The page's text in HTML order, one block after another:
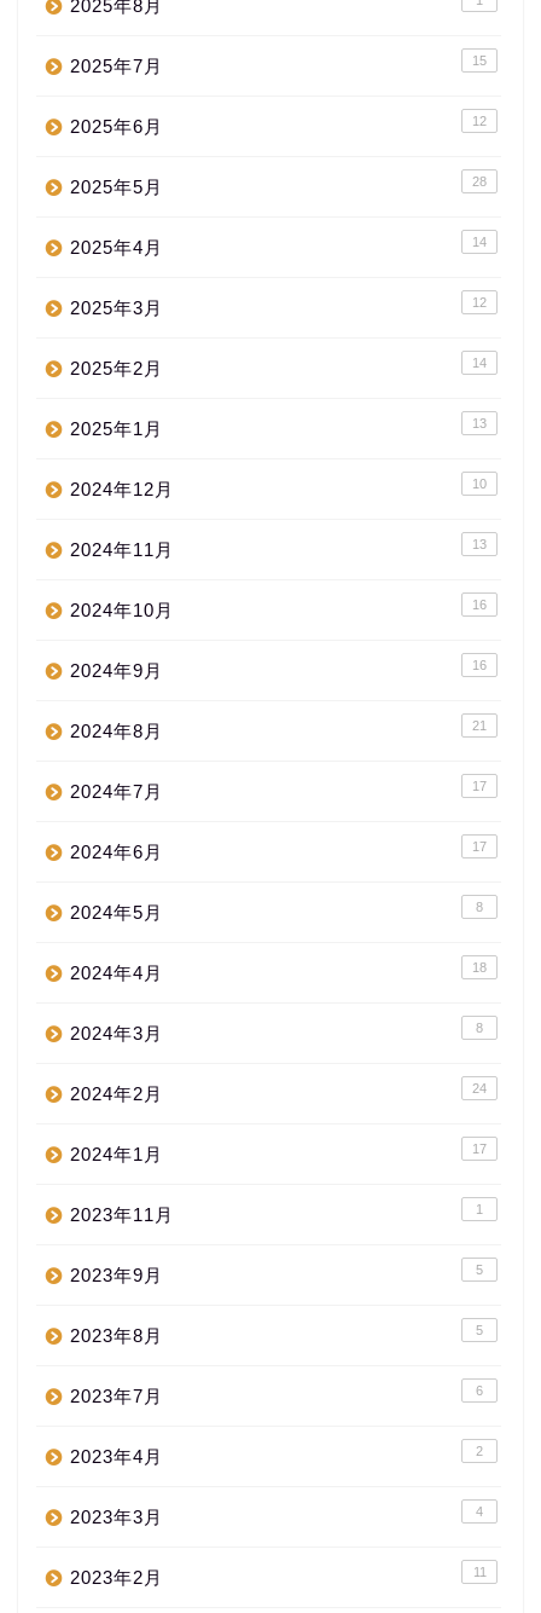
2025年8月
2025年7月 15
2025年6月 12
2025年5月 28
2025年4月 14
2025年3月 12
2025年2月 14
2025年1月 13
2024年12月 10
2024年11月 13
2024年10月 16
2024年9月 16
2024年8月 21
2024年7月 17
2024年6月 17
2024年5月 8
2024年4月 18
2024年3月 8
2024年2月 24
2024年1月 17
2023年11月 1
2023年9月 5
2023年8月 5
2023年7月 6
2023年4月 2
2023年3月 4
2023年2月 11